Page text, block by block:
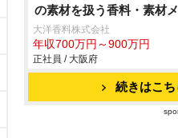
の素材を扱う香料・素材
大洋香料株式会社
年収700万円～900万円
正社員 / 大阪府
続きはこち